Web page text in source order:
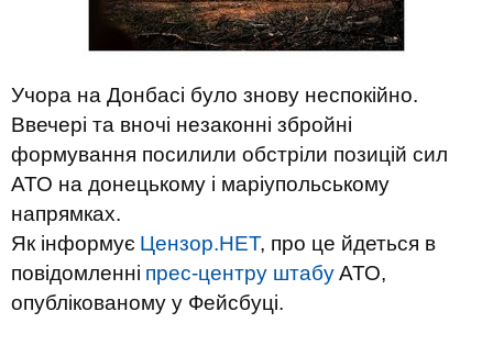
Учора на Донбасі було знову неспокійно.
Ввечері та вночі незаконні збройні
формування посилили обстріли позицій сил
АТО на донецькому і маріупольському
напрямках.
Як інформує Цензор.НЕТ, про це йдеться в
повідомленні прес-центру штабуАТО,
опублікованому у Фейсбуці.